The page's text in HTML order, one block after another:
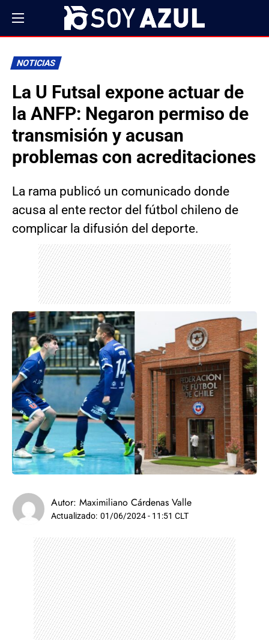
NOTICIAS
La U Futsal expone actuar de
la ANFP: Negaron permiso de
transmisión y acusan
problemas con acreditaciones
La rama publicó un comunicado donde
acusa al ente rector del fútbol chileno de
complicar la difusión del deporte.
Autor: Maximiliano Cárdenas Valle
Actualizado: 01/06/2024 - 11:51 CLT